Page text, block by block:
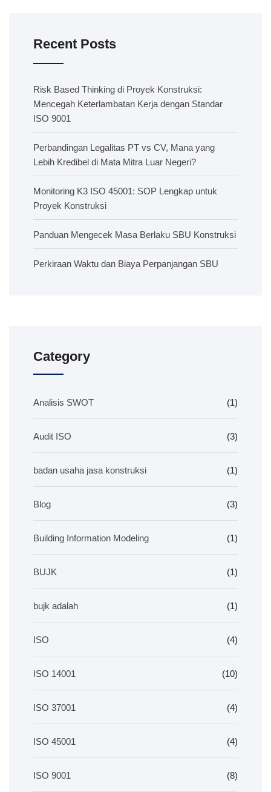
Recent Posts
Risk Based Thinking di Proyek Konstruksi:
Mencegah Keterlambatan Kerja dengan Standar
ISO 9001
Perbandingan Legalitas PT vs CV, Mana yang
Lebih Kredibel di Mata Mitra Luar Negeri?
Monitoring K3 ISO 45001: SOP Lengkap untuk
Proyek Konstruksi
Panduan Mengecek Masa Berlaku SBU Konstruksi
Perkiraan Waktu dan Biaya Perpanjangan SBU
Category
Analisis SWOT (1)
Audit ISO (3)
badan usaha jasa konstruksi (1)
Blog (3)
Building Information Modeling (1)
BUJK (1)
bujk adalah (1)
ISO (4)
ISO 14001 (10)
ISO 37001 (4)
ISO 45001 (4)
ISO 9001 (8)